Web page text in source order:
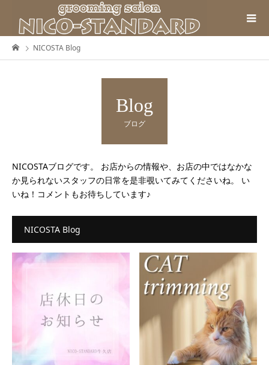
NICOSTA Blog
Blog
ブログ
NICOSTAブログです。 お店からの情報や、お店の中ではなかな
か見られないスタッフの日常を是非覗いてみてくださいね。 い
いね！コメントもお待ちしています♪
NICOSTA Blog